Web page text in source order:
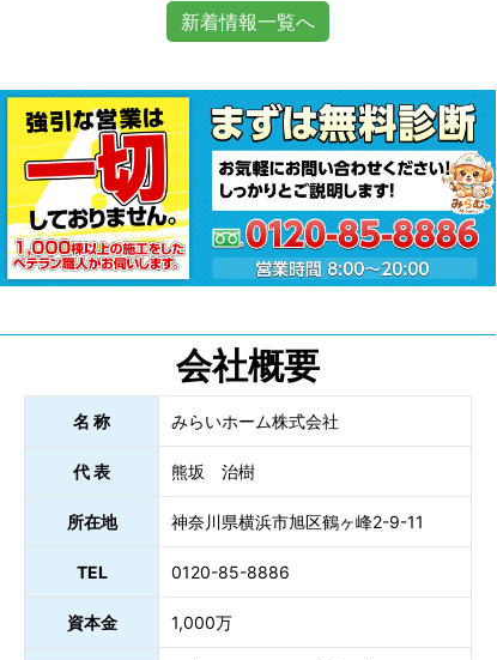
新着情報一覧へ
会社概要
名 称 みらいホーム株式会社
代 表 熊坂 治樹
所在地 神奈川県横浜市旭区鶴ヶ峰2-9-11
TEL 0120-85-8886
資本金 1,000万